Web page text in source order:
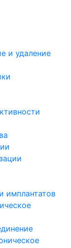
и удаление
имплантатов